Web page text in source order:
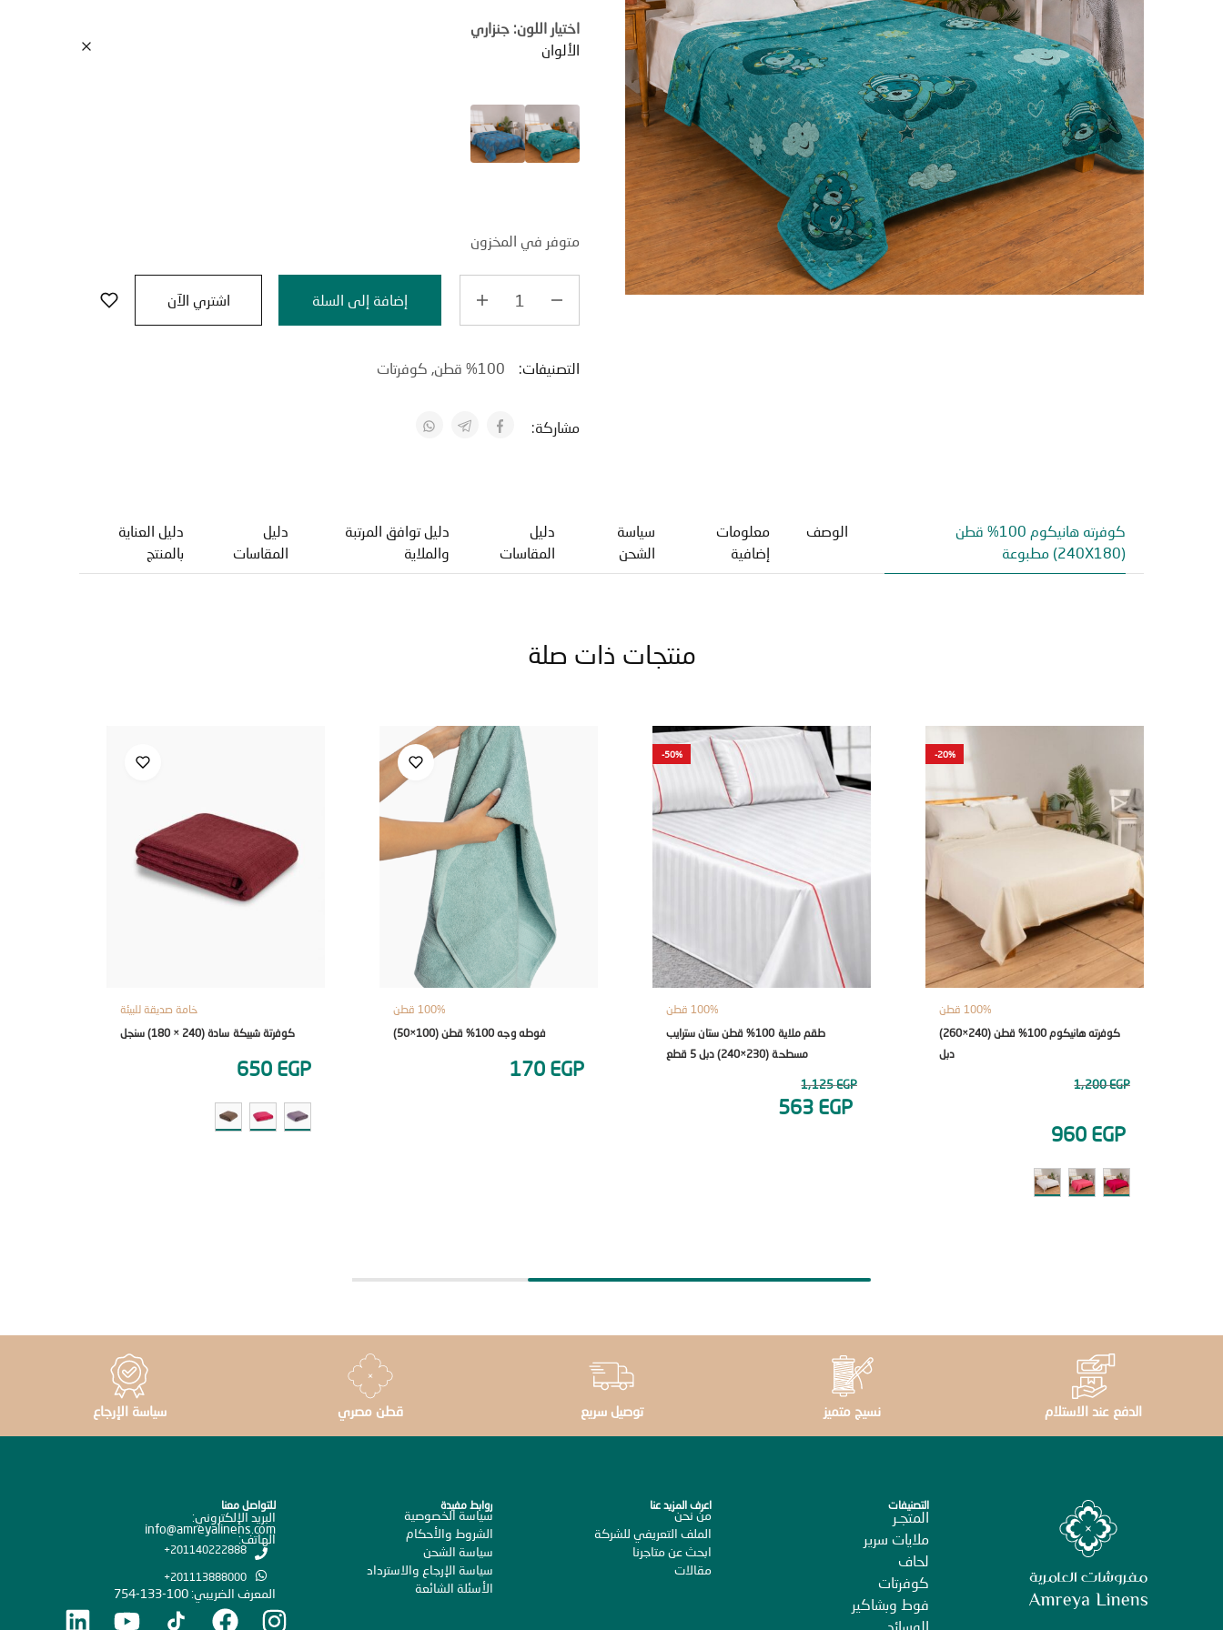
اختيار اللون: جنزاري
الألوان
متوفر في المخزون
إضافة إلى السلة اشتري الآن
التصنيفات: 100% قطن , كوفرتات
مشاركة:
كوفرته هانيكوم 100% قطن
(240X180) مطبوعة
الوصف
معلومات
إضافية
سياسة
الشحن
دليل
المقاسات
دليل توافق المرتبة
والملاية
دليل
المقاسات
دليل العناية
بالمنتج
منتجات ذات صلة
-20%
100% قطن
كوفرته هانيكوم 100% قطن (240×260)
دبل
1,200EGP
960 EGP
-50%
100% قطن
طقم ملاية 100% قطن ستان سترايب
مسطحة (230×240) دبل 5 قطع
1,125EGP
563 EGP
100% قطن
فوطه وجه 100% قطن (100×50)
170 EGP
خامة صديقة للبيئة
كوفرتة شبيكة سادة (240 × 180) سنجل
650 EGP
الدفع عند الاستلام نسيج متميز توصيل سريع قطن مصري سياسة الإرجاع
التصنيفات
المتجـر
ملايات سرير
لحاف
كوفرتات
فوط وبشاكير
الوسائد
اعرف المزيد عنا
من نحن
الملف التعريفي للشركة
ابحث عن متاجرنا
مقالات
روابط مفيدة
سياسة الخصوصية
الشروط والأحكام
سياسة الشحن
سياسة الإرجاع والاسترداد
الأسئلة الشائعة
للتواصل معنا
البريد الإلكتروني:
info@amreyalinens.com
الهاتف:
201140222888+
201113888000+
المعرف الضريبي: 100-133-754